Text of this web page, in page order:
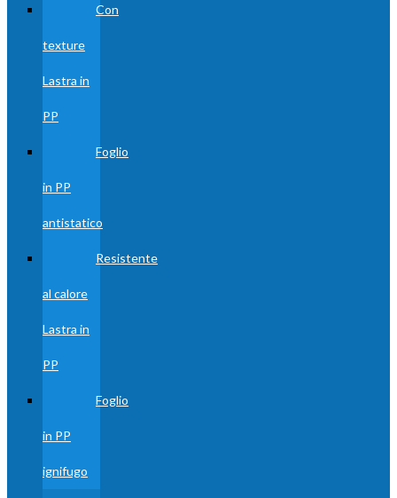
Con
texture
Lastra in
PP
Foglio
in PP
antistatico
Resistente
al calore
Lastra in
PP
Foglio
in PP
ignifugo